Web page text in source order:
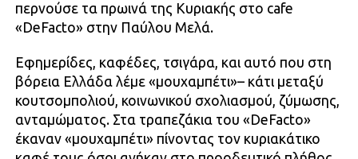
περνούσε τα πρωινά της Κυριακής στο cafe
«DeFacto» στην Παύλου Μελά.
Εφημερίδες, καφέδες, τσιγάρα, και αυτό που στη
βόρεια Ελλάδα λέμε «μουχαμπέτι»– κάτι μεταξύ
κουτσομπολιού, κοινωνικού σχολιασμού, ζύμωσης,
ανταμώματος. Στα τραπεζάκια του «DeFacto»
έκαναν «μουχαμπέτι» πίνοντας τον κυριακάτικο